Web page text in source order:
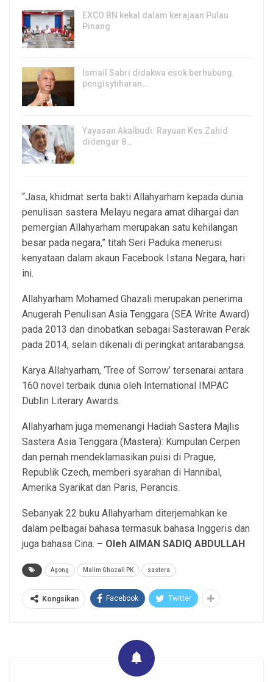
EXCO BN kekal dalam kerajaan Pulau
Pinang
Ismail Sabri didakwa esok berhubung
pengisytiharan…
Yayasan Akalbudi: Rayuan Kes Zahid
didengar 8…
“Jasa, khidmat serta bakti Allahyarham kepada dunia
penulisan sastera Melayu negara amat dihargai dan
pemergian Allahyarham merupakan satu kehilangan
besar pada negara,” titah Seri Paduka menerusi
kenyataan dalam akaun Facebook Istana Negara, hari
ini.
Allahyarham Mohamed Ghazali merupakan penerima
Anugerah Penulisan Asia Tenggara (SEA Write Award)
pada 2013 dan dinobatkan sebagai Sasterawan Perak
pada 2014, selain dikenali di peringkat antarabangsa.
Karya Allahyarham, ‘Tree of Sorrow’ tersenarai antara
160 novel terbaik dunia oleh International IMPAC
Dublin Literary Awards.
Allahyarham juga memenangi Hadiah Sastera Majlis
Sastera Asia Tenggara (Mastera): Kumpulan Cerpen
dan pernah mendeklamasikan puisi di Prague,
Republik Czech, memberi syarahan di Hannibal,
Amerika Syarikat dan Paris, Perancis.
Sebanyak 22 buku Allahyarham diterjemahkan ke
dalam pelbagai bahasa termasuk bahasa Inggeris dan
juga bahasa Cina. – Oleh AIMAN SADIQ ABDULLAH
Agong Malim Ghozali PK sastera
Kongsikan Facebook Twitter